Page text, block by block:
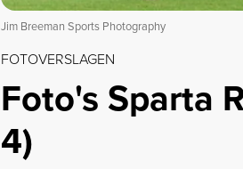
Jim Breeman Sports Photography
FOTOVERSLAGEN
Foto's Sparta
4)